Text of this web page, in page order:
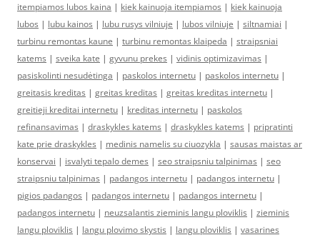
itempiamos lubos kaina | kiek kainuoja itempiamos | kiek kainuoja
lubos | lubu kainos | lubu rusys vilniuje | lubos vilniuje | siltnamiai |
turbinu remontas kaune | turbinu remontas klaipeda | straipsniai
katems | sveika kate | gyvunu prekes | vidinis optimizavimas |
pasiskolinti nesudėtinga | paskolos internetu | paskolos internetu |
greitasis kreditas | greitas kreditas | greitas kreditas internetu |
greitieji kreditai internetu | kreditas internetu | paskolos
refinansavimas | draskykles katems | draskykles katems | pripratinti
kate prie draskykles | medinis namelis su ciuozykla | sausas maistas ar
konservai | isvalyti tepalo demes | seo straipsniu talpinimas | seo
straipsniu talpinimas | padangos internetu | padangos internetu |
pigios padangos | padangos internetu | padangos internetu |
padangos internetu | neuzsalantis zieminis langu ploviklis | zieminis
langu ploviklis | langu plovimo skystis | langu ploviklis | vasarines